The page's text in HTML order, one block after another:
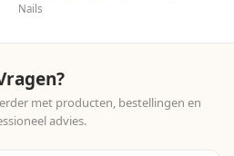
Nails
met producten, bestellingen en
advies.